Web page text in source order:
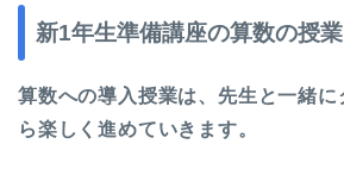
新1年生準備講座の算数の授業
算数への導入授業は、先生と一緒
ら楽しく進めていきます。